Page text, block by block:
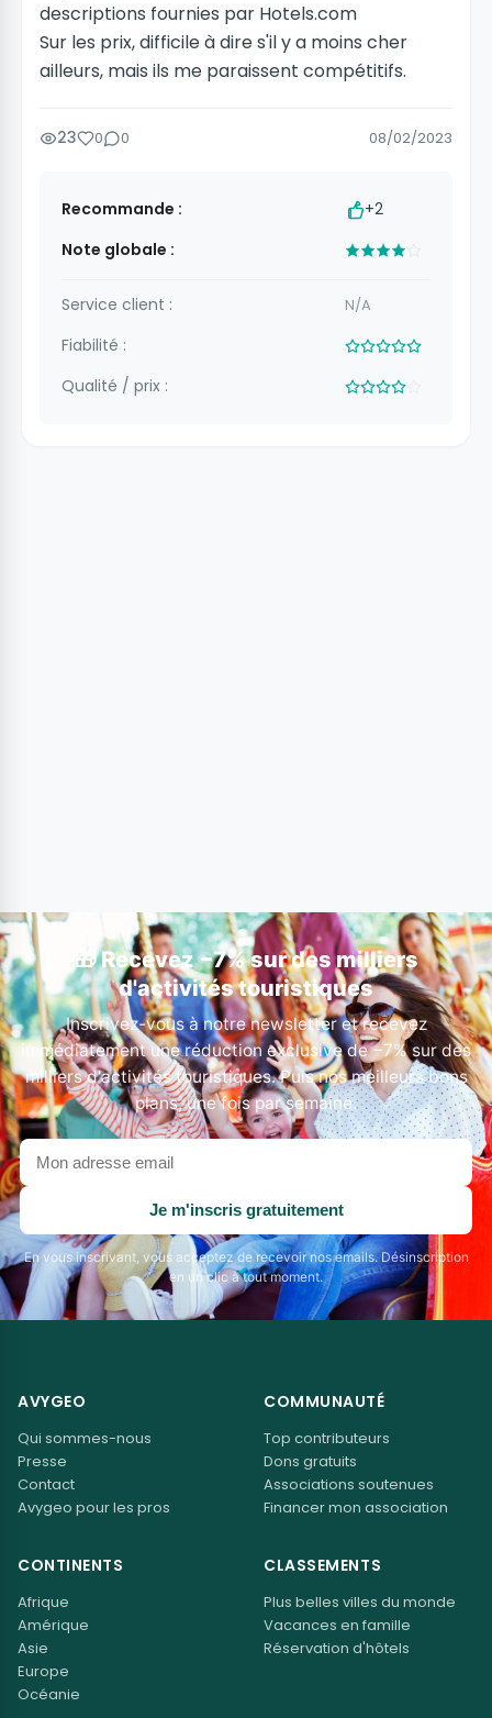
descriptions fournies par Hotels.com
Sur les prix, difficile à dire s'il y a moins cher
ailleurs, mais ils me paraissent compétitifs.
23 0 0 08/02/2023
Recommande :
+2
Note globale :
Service client : N/A
Fiabilité :
Qualité / prix :
🎁 Recevez −7% sur des milliers
d'activités touristiques
Inscrivez-vous à notre newsletter et recevez
immédiatement une réduction exclusive de −7% sur des
milliers d'activités touristiques. Puis nos meilleurs bons
plans, une fois par semaine.
Votre
adresse
email
Je m'inscris gratuitement
En vous inscrivant, vous acceptez de recevoir nos emails. Désinscription
en un clic à tout moment.
AVYGEO
Qui sommes-nous
Presse
Contact
Avygeo pour les pros
COMMUNAUTÉ
Top contributeurs
Dons gratuits
Associations soutenues
Financer mon association
CONTINENTS
Afrique
Amérique
Asie
Europe
Océanie
CLASSEMENTS
Plus belles villes du monde
Vacances en famille
Réservation d'hôtels